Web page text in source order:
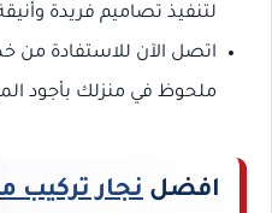
لتنفيذ تصاميم فريدة
اتصل الآن للاستفادة من
ملحوظ في منزلك بأجود
افضل نجار تركيب